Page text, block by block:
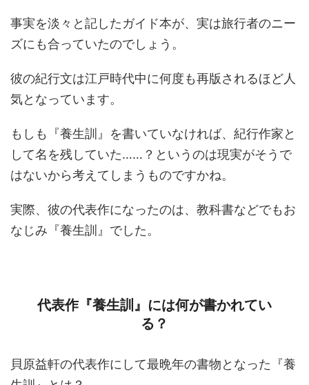
事実を淡々と記したガイド本が、実は旅行者のニー
ズにも合っていたのでしょう。
彼の紀行文は江戸時代中に何度も再版されるほど人
気となっています。
もしも『養生訓』を書いていなければ、紀行作家と
して名を残していた……？というのは現実がそうで
はないから考えてしまうものですかね。
実際、彼の代表作になったのは、教科書などでもお
なじみ『養生訓』でした。
代表作『養生訓』には何が書かれてい
る？
貝原益軒の代表作にして最晩年の書物となった『養